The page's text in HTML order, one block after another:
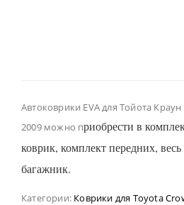
Автоковрики EVA для Тойота
2009 можно приобрести в
коврик, комплект передних,
багажник.
Категории: Коврики для Toyota